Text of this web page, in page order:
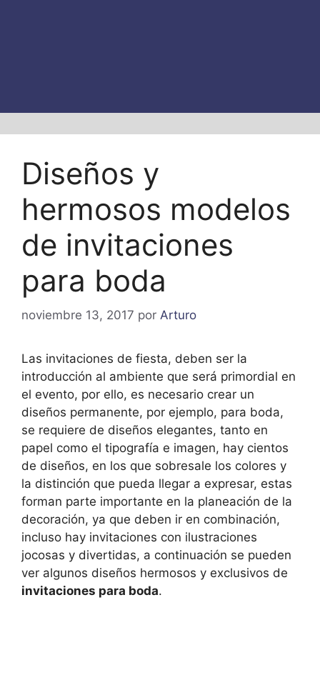
Diseños y
hermosos modelos
de invitaciones
para boda
noviembre 13, 2017 por Arturo
Las invitaciones de fiesta, deben ser la
introducción al ambiente que será primordial en
el evento, por ello, es necesario crear un
diseños permanente, por ejemplo, para boda,
se requiere de diseños elegantes, tanto en
papel como el tipografía e imagen, hay cientos
de diseños, en los que sobresale los colores y
la distinción que pueda llegar a expresar, estas
forman parte importante en la planeación de la
decoración, ya que deben ir en combinación,
incluso hay invitaciones con ilustraciones
jocosas y divertidas, a continuación se pueden
ver algunos diseños hermosos y exclusivos de
invitaciones para boda.